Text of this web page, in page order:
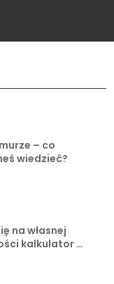
– co
wiedzieć?
na własnej
kalkulator …